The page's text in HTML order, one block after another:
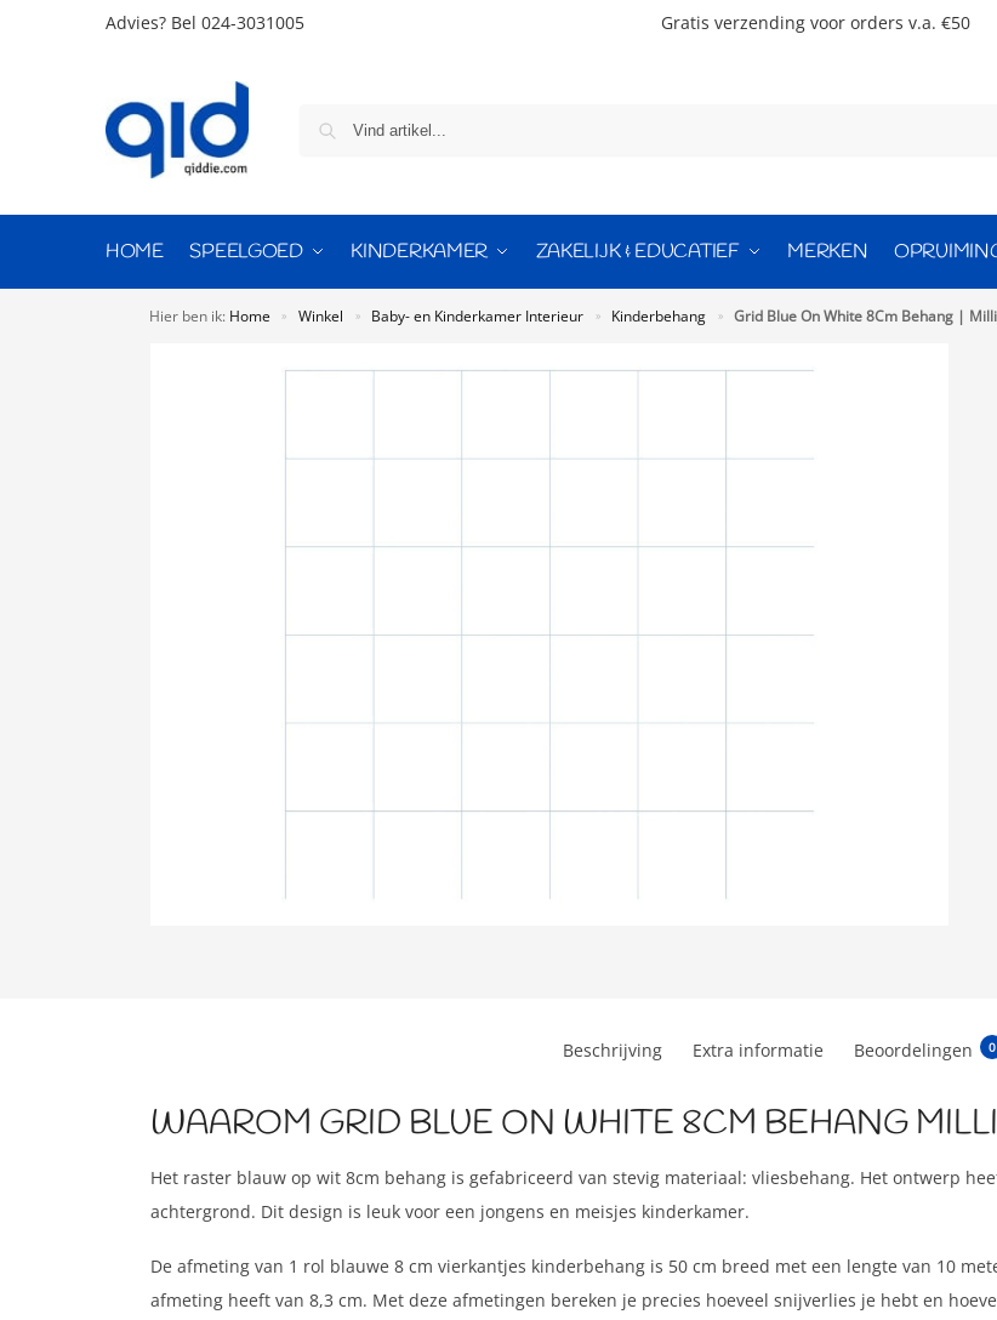
Advies? Bel 024-3031005 Gratis verzending voor orders v.a. €50
HOME SPEELGOED KINDERKAMER ZAKELIJK & EDUCATIEF MERKEN
Hier ben ik: Home » Winkel » Baby- en Kinderkamer Interieur » Kinderbehang » Grid Blue On White 8Cm Behang |
Beschrijving Extra informatie Beoordelingen 0
WAAROM GRID BLUE ON WHITE 8CM BEHANG
Het raster blauw op wit 8cm behang is gefabriceerd van stevig materiaal: vliesbehang. Het ontwerp
achtergrond. Dit design is leuk voor een jongens en meisjes kinderkamer.
De afmeting van 1 rol blauwe 8 cm vierkantjes kinderbehang is 50 cm breed met een lengte van 10
afmeting heeft van 8,3 cm. Met deze afmetingen bereken je precies hoeveel snijverlies je hebt en